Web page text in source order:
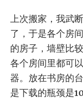
上次搬家，我武
了，于是各个房
的房子，墙壁比
各个房间里都可
器。放在书房的
是下载的瓶颈是